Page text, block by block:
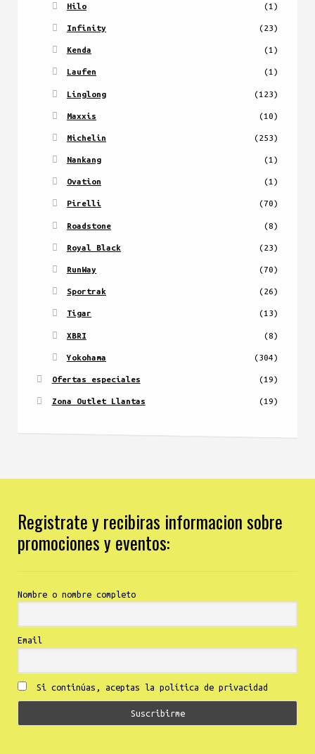
Hilo (1)
Infinity (23)
Kenda (1)
Laufen (1)
Linglong (123)
Maxxis (10)
Michelin (253)
Nankang (1)
Ovation (1)
Pirelli (70)
Roadstone (8)
Royal Black (23)
RunWay (70)
Sportrak (26)
Tigar (13)
XBRI (8)
Yokohama (304)
Ofertas especiales (19)
Zona Outlet Llantas (19)
Registrate y recibiras informacion sobre
promociones y eventos:
Nombre o nombre completo
Email
Si continúas, aceptas la política de privacidad